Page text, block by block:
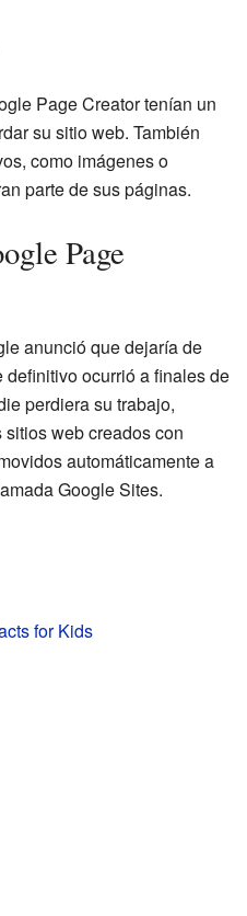
Page Creator tenían un
su sitio web. También
como imágenes o
parte de sus páginas.
Page
anunció que dejaría de
ocurrió a finales de
perdiera su trabajo,
web creados con
automáticamente a
Google Sites.
for Kids